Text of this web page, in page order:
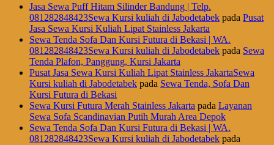
Jasa Sewa Puff Hitam Silinder Bandung | Telp.
081282848423Sewa Kursi kuliah di Jabodetabek pada Pusat
Jasa Sewa Kursi Kuliah Lipat Stainless Jakarta
Sewa Tenda Sofa Dan Kursi Futura di Bekasi | WA.
081282848423Sewa Kursi kuliah di Jabodetabek pada Sewa
Tenda Plafon, Panggung, Kursi Jakarta
Pusat Jasa Sewa Kursi Kuliah Lipat Stainless JakartaSewa
Kursi kuliah di Jabodetabek pada Sewa Tenda, Sofa Dan
Kursi Futura di Bekasi
Sewa Kursi Futura Merah Stainless Jakarta pada Layanan
Sewa Sofa Scandinavian Putih Murah Area Depok
Sewa Tenda Sofa Dan Kursi Futura di Bekasi | WA.
081282848423Sewa Kursi kuliah di Jabodetabek pada